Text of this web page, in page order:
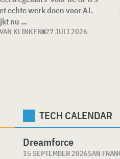
echte werk doen voor AI.
nu ...
KLINKEN 27 JULI 2026
TECH CALENDAR
Dreamforce
15 SEPTEMBER 2026SAN